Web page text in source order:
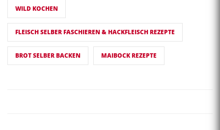
WILD KOCHEN
FLEISCH SELBER FASCHIEREN & HACKFLEISCH REZEPTE
BROT SELBER BACKEN MAIBOCK REZEPTE